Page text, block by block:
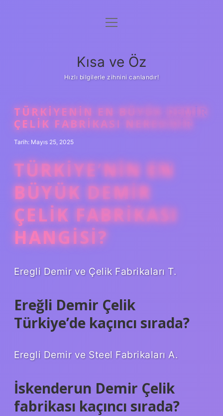
Anasayfa
Yasal Uyarı
menüyü
Kısa ve Öz
Hızlı bilgilerle zihnini canlandır!
TÜRKIYENIN EN BÜYÜK DEMIR
ÇELIK FABRIKASI NERESIDIR
Tarih: Mayıs 25, 2025
TÜRKIYE’NIN EN
BÜYÜK DEMIR
ÇELIK FABRIKASI
HANGISI?
Eregli Demir ve Çelik Fabrikaları T.
Ereğli Demir Çelik
Türkiye’de kaçıncı sırada?
Eregli Demir ve Steel Fabrikaları A.
İskenderun Demir Çelik
fabrikası kaçıncı sırada?